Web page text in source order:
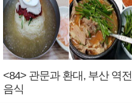
<84> 관문과 환대, 부산 역전
음식